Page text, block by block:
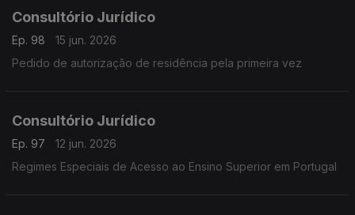
Consultório Jurídico
Ep. 98
15 jun. 2026
Pedido de autorização de residência pela primeira vez
Consultório Jurídico
Ep. 97
12 jun. 2026
Regimes Especiais de Acesso ao Ensino Superior em Portugal